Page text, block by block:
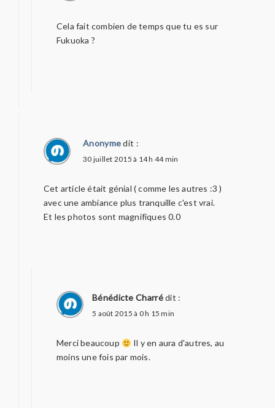
Cela fait combien de temps que tu es sur
Fukuoka ?
Anonyme dit :
30 juillet 2015 à 14 h 44 min
Cet article était génial ( comme les autres :3 )
avec une ambiance plus tranquille c'est vrai.
Et les photos sont magnifiques 0.0
Bénédicte Charrédit :
5 août 2015 à 0 h 15 min
Merci beaucoup
Il y en aura d'autres, au
moins une fois par mois.